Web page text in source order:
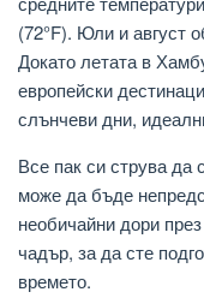
(72°F). Юли и август
Докато летата в
европейски
слънчеви дни,
Все пак си струва да
може да бъде
необичайни дори
чадър, за да сте
времето.